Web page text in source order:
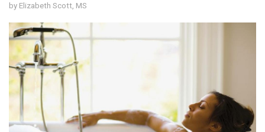
by Elizabeth Scott, MS